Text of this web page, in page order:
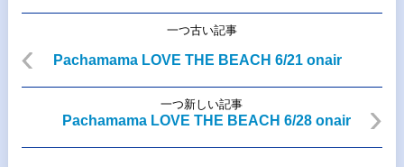
一つ古い記事
Pachamama LOVE THE BEACH 6/21 onair
一つ新しい記事
Pachamama LOVE THE BEACH 6/28 onair